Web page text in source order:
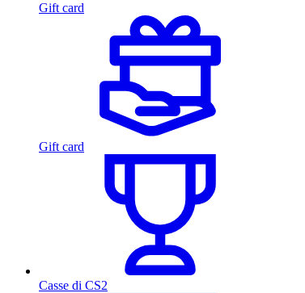
Gift card
Gift card
Casse di CS2